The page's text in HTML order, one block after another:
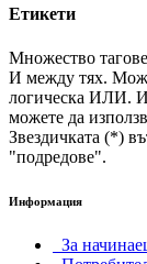
Етикети
Множество
И между тях.
логическа ИЛИ.
можете да
Звездичката (*)
"подредове".
Информация
За